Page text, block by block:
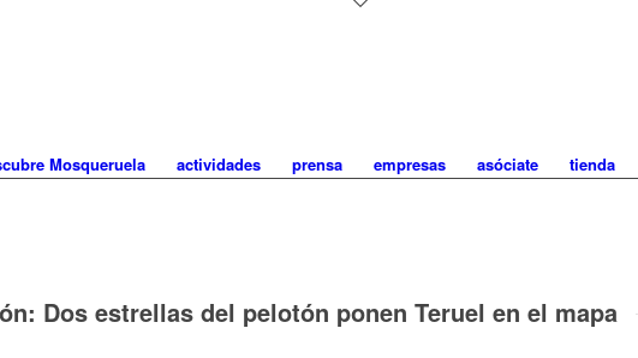
Mosqueruela actividades prensa empresas asóciate tienda
Dos estrellas del pelotón ponen Teruel en el mapa